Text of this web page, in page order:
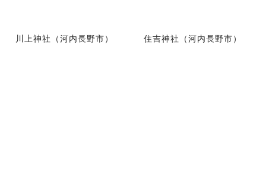
川上神社（河内長野市） 住吉神社（河内長野市）